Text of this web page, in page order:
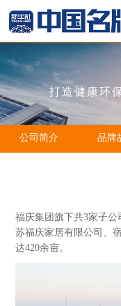
打造健康环
公司简介 品牌
福庆集团旗下共3家子
苏福庆家居有限公司、
达420余亩。